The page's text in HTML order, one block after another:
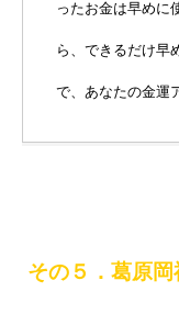
ったお金は早めに
ら、できるだけ早
で、あなたの金運
その５．葛原岡